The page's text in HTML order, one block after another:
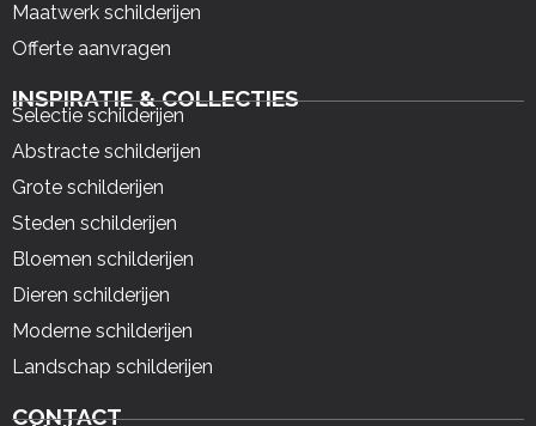
Maatwerk schilderijen
Offerte aanvragen
INSPIRATIE & COLLECTIES
Selectie schilderijen
Abstracte schilderijen
Grote schilderijen
Steden schilderijen
Bloemen schilderijen
Dieren schilderijen
Moderne schilderijen
Landschap schilderijen
CONTACT